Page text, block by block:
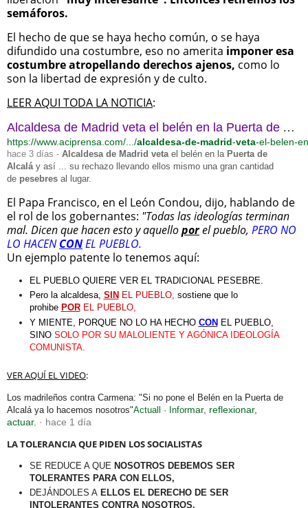
semáforos.
El hecho de que se haya hecho común, o se haya
difundido una costumbre, eso no amerita imponer esa
costumbre atropellando derechos ajenos, como lo
son la libertad de expresión y de culto.
LEER AQUI TODA LA NOTICIA:
Alcaldesa de Madrid veta el belén en la Puerta de Alcalá y así ... - ACI
https://www.aciprensa.com/.../alcaldesa-de-madrid-veta-el-belen-
hace 3 días - Alcaldesa de Madrid vetael belén en la Puerta de
Alcaláy así ... su rechazo llevando ellos mismo una gran cantidad
de pesebres al lugar.
El Papa Francisco, en el León Condou, dijo, hablando de
el rol de los gobernantes: "Todas las ideologías terminan
mal. Dicen que hacen esto y aquelloporel pueblo, PERO NO
LO HACEN CONEL PUEBLO.
Un ejemplo patente lo tenemos aquí:
EL PUEBLO QUIERE VER EL TRADICIONAL PESEBRE.
Pero la alcaldesa, SIN EL PUEBLO, sostiene que lo
prohibe POREL PUEBLO,
Y MIENTE, PORQUE NO LO HA HECHO CONEL PUEBLO,
SINO SOLO POR SU MALOLIENTE Y AGÓNICA IDEOLOGÍA
COMUNISTA.
VER AQUÍ EL VIDEO:
Los madrileños contra Carmena: "Si no pone el Belén en la Puerta de
Alcalá ya lo hacemos nosotros"Actuall · Informar, reflexionar,
actuar. · hace 1 día
LA TOLERANCIA QUE PIDEN LOS SOCIALISTAS
SE REDUCE A QUE NOSOTROS DEBEMOS SER
TOLERANTES PARA CON ELLOS,
DEJÁNDOLES A ELLOS EL DERECHO DE SER
INTOLERANTES CONTRA NOSOTROS.